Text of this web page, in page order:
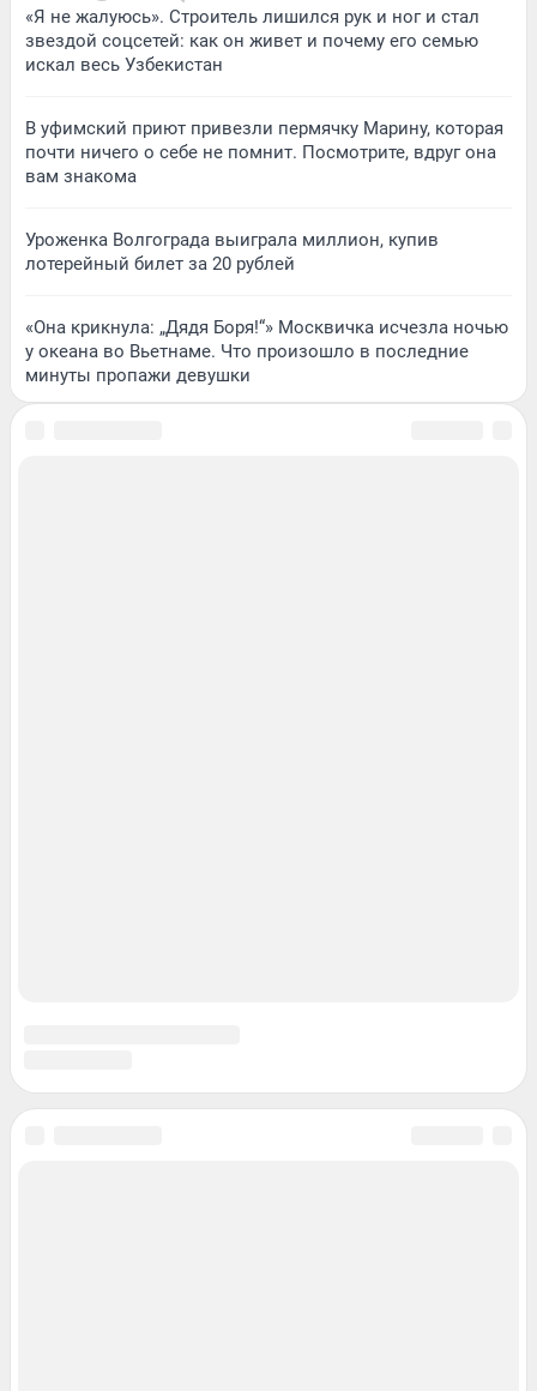
«Я не жалуюсь». Строитель лишился рук и ног и стал
звездой соцсетей: как он живет и почему его семью
искал весь Узбекистан
В уфимский приют привезли пермячку Марину, которая
почти ничего о себе не помнит. Посмотрите, вдруг она
вам знакома
Уроженка Волгограда выиграла миллион, купив
лотерейный билет за 20 рублей
«Она крикнула: „Дядя Боря!“» Москвичка исчезла ночью
у океана во Вьетнаме. Что произошло в последние
минуты пропажи девушки